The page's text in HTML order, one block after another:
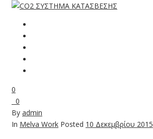
0
0
By admin
In Melva Work Posted 10 Δεκεμβρίου 2015